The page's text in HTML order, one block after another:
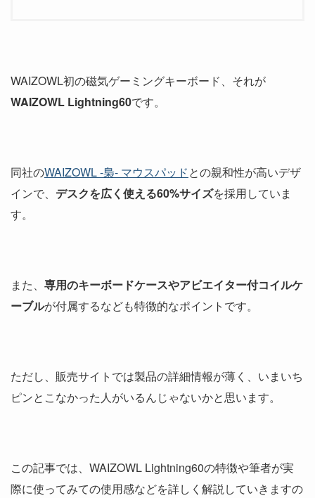
WAIZOWL初の磁気ゲーミングキーボード、それが
WAIZOWL Lightning60です。
同社のWAIZOWL -梟- マウスパッドとの親和性が高いデザ
インで、 デスクを広く使える60%サイズを採用していま
す。
また、 専用のキーボードケースやアビエイター付コイルケ
ーブルが付属するなども特徴的なポイントです。
ただし、販売サイトでは製品の詳細情報が薄く、いまいち
ピンとこなかった人がいるんじゃないかと思います。
この記事では、WAIZOWL Lightning60の特徴や筆者が実
際に使ってみての使用感などを詳しく解説していきますの